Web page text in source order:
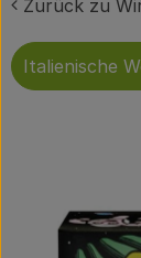
Kühltheke
Zurück zu
Italienische